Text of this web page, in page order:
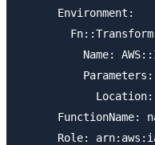
      Environment:
Name:
          Parameters:
FunctionName:
Role: